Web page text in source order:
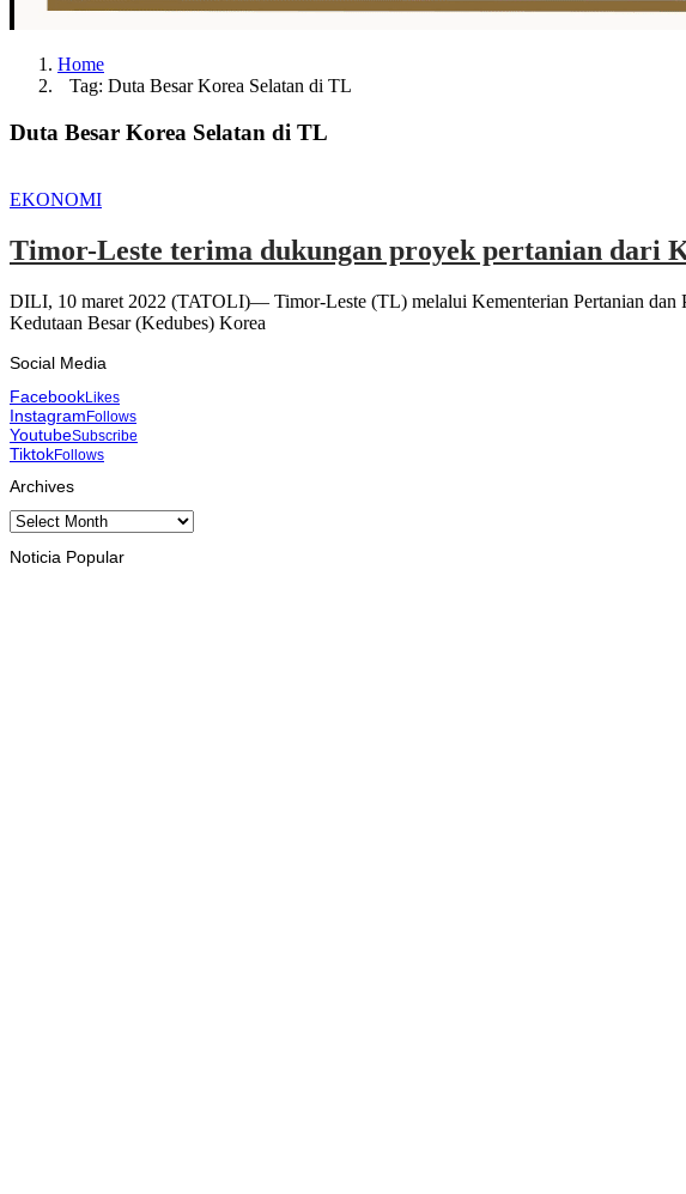
Home
Tag: Duta Besar Korea Selatan di TL
Duta Besar Korea Selatan di TL
EKONOMI
Timor-Leste terima dukungan proyek pertanian dari
DILI, 10 maret 2022 (TATOLI)— Timor-Leste (TL) melalui Kementerian Pertanian dan
Kedutaan Besar (Kedubes) Korea
Social Media
FacebookLikes
InstagramFollows
YoutubeSubscribe
TiktokFollows
Archives
Archives
Noticia Popular